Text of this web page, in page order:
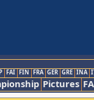
FAI FIN FRA GER GRE INA
Pictures